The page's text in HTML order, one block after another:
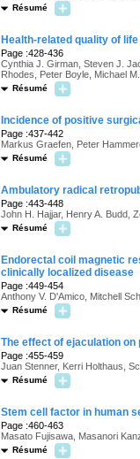
Résumé
Health-related quality of
Page :428-436
Cynthia J. Girman, Steven J.
Rhodes, Peter Boyle, Michael
Résumé
Incidence of positive
Page :437-442
Markus Graefen, Peter
Résumé
Ambulatory radical
Page :443-448
John H. Hajjar, Henry A. Budd,
Résumé
Endorectal coil magnetic
clinically localized disease
Page :449-454
Anthony V. D'Amico, Mitchell
Résumé
The effect of ejaculation
Page :455-459
Juan Stenner, Kerri Holthaus,
Résumé
Stem cell factor in human
Page :460-463
Masato Fujisawa, Masanori
Résumé